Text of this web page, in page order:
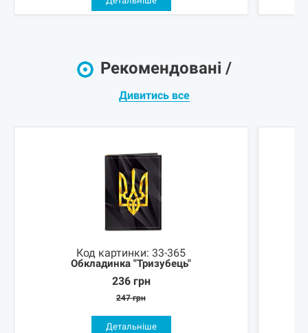
Рекомендовані /
Дивитись все
Код картинки: 33-365
Обкладинка "Тризубець"
236 грн
247 грн
Детальніше